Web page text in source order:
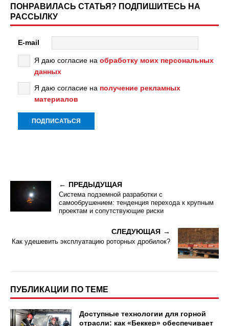
ПОНРАВИЛАСЬ СТАТЬЯ? ПОДПИШИТЕСЬ НА
РАССЫЛКУ
E-mail
Я даю согласие на обработку моих персональных
данных
Я даю согласие на получение рекламных
материалов
ПРЕДЫДУЩАЯ
Система подземной разработки с
самообрушением: тенденция перехода к крупным
проектам и сопутствующие риски
СЛЕДУЮЩАЯ
Как удешевить эксплуатацию роторных дробилок?
ПУБЛИКАЦИИ ПО ТЕМЕ
Доступные технологии для горной
отрасли: как «Беккер» обеспечивает